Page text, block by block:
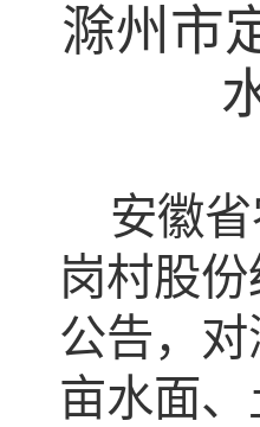
滁州市
安徽
岗村股
公告，
亩水面